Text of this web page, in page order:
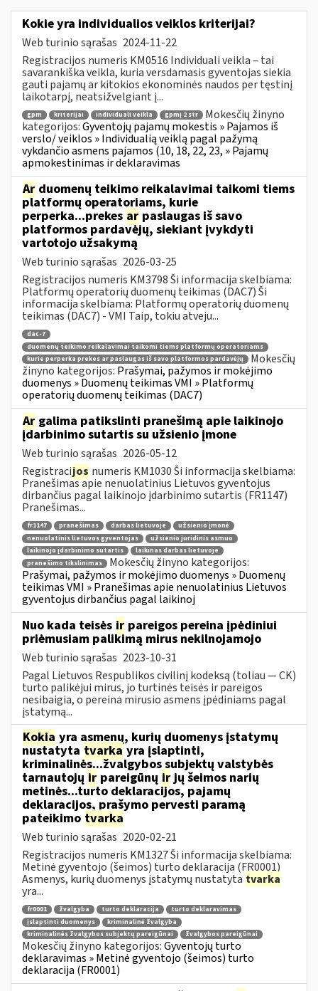
Kokie yra individualios veiklos kriterijai?
Web turinio sąrašas 2024-11-22
Registracijos numeris KM0516 Individuali veikla – tai
savarankiška veikla, kuria versdamasis gyventojas siekia
gauti pajamų ar kitokios ekonominės naudos per tęstinį
laikotarpį, neatsižvelgiant į...
gpm kriterijai individuali veikla gpmį 2 str
Mokesčių žinyno
kategorijos:Gyventojų pajamų mokestis » Pajamos iš
verslo/ veiklos » Individualią veiklą pagal pažymą
vykdančio asmens pajamos (10, 18, 22, 23, » Pajamų
apmokestinimas ir deklaravimas
Ar duomenų teikimo reikalavimai taikomi tiems
platformų operatoriams, kurie
perperka...prekes ar paslaugas iš savo
platformos pardavėjų, siekiant įvykdyti
vartotojo užsakymą
Web turinio sąrašas 2026-03-25
Registracijos numeris KM3798 Ši informacija skelbiama:
Platformų operatorių duomenų teikimas (DAC7) Ši
informacija skelbiama: Platformų operatorių duomenų
teikimas (DAC7) - VMI Taip, tokiu atveju...
dac-7
duomenų teikimo reikalavimai taikomi tiems platformų operatoriams
kurie perperka prekes ar paslaugas iš savo platformos pardavėjų
Mokesčių
žinyno kategorijos: Prašymai, pažymos ir mokėjimo
duomenys » Duomenų teikimas VMI » Platformų
operatorių duomenų teikimas (DAC7)
Ar galima patikslinti pranešimą apie laikinojo
įdarbinimo sutartis su užsienio įmone
Web turinio sąrašas 2026-05-12
Registracijos numeris KM1030 Ši informacija skelbiama:
Pranešimas apie nenuolatinius Lietuvos gyventojus
dirbančius pagal laikinojo įdarbinimo sutartis (FR1147)
Pranešimas...
fr1147 pranešimas darbas lietuvoje
užsienio įmonė
nenuolatinis lietuvos gyventojas
užsienio juridinis asmuo
laikinojo įdarbinimo sutartis
laikinas darbas lietuvoje
pranešimo tikslinimas
Mokesčių žinyno kategorijos:
Prašymai, pažymos ir mokėjimo duomenys » Duomenų
teikimas VMI » Pranešimas apie nenuolatinius Lietuvos
gyventojus dirbančius pagal laikinoj
Nuo kada teisės ir pareigos pereina įpėdiniui
priėmusiam palikimą mirus nekilnojamojo
Web turinio sąrašas 2023-10-31
Pagal Lietuvos Respublikos civilinį kodeksą (toliau ― CK)
turto palikėjui mirus, jo turtinės teisės ir pareigos
nesibaigia, o pereina mirusio asmens įpėdiniams pagal
įstatymą...
Kokia yra asmenų, kurių duomenys įstatymų
nustatyta tvarka yra įslaptinti,
kriminalinės...žvalgybos subjektų valstybės
tarnautojų ir pareigūnų irjų šeimos narių
metinės...turto deklaracijos, pajamų
deklaracijos, prašymo pervesti paramą
pateikimo tvarka
Web turinio sąrašas 2020-02-21
Registracijos numeris KM1327 Ši informacija skelbiama:
Metinė gyventojo (šeimos) turto deklaracija (FR0001)
Asmenys, kurių duomenys įstatymų nustatyta tvarka
yra...
fr0001 žvalgyba turto deklaracija
turto deklaravimas
įslaptinti duomenys
kriminalinė žvalgyba
kriminalinės žvalgybos subjektų pareigūnai
žvalgybos pareigūnai
Mokesčių žinyno kategorijos:Gyventojų turto
deklaravimas » Metinė gyventojo (šeimos) turto
deklaracija (FR0001)